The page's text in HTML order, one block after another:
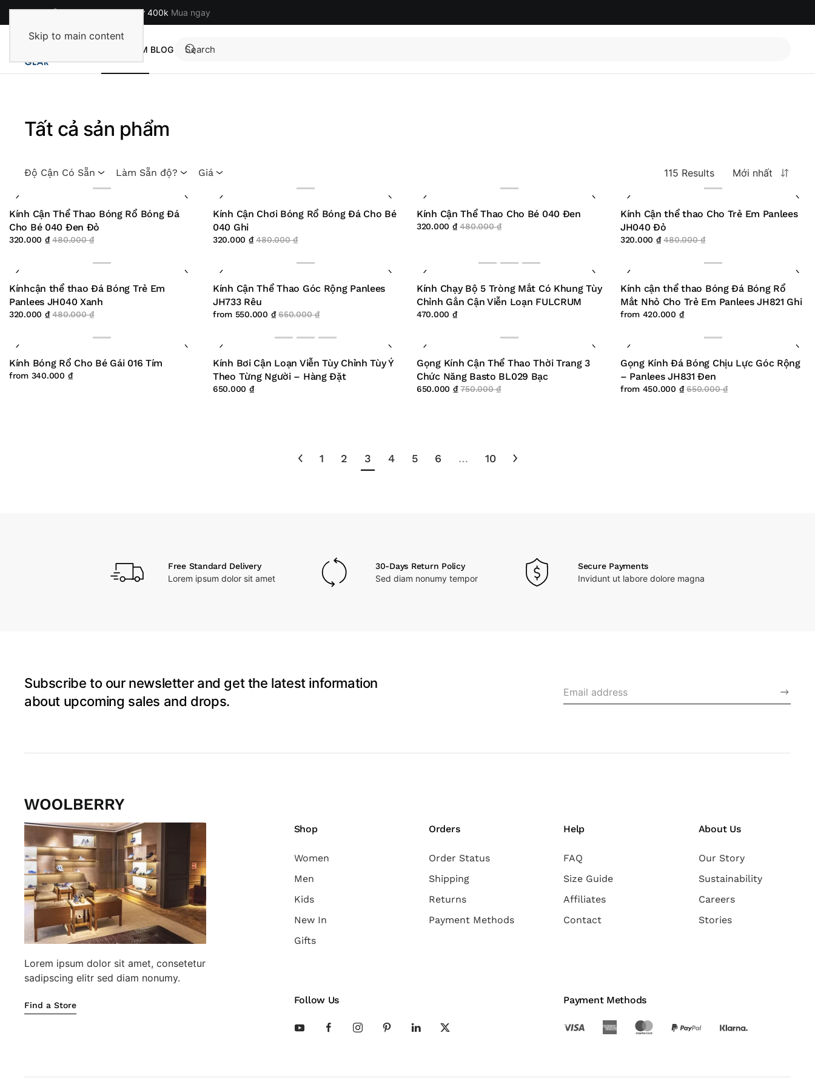
Skip to main content
Miễn phí cho đơn hàng từ 400k Mua ngay
SẢN PHẨM BLOG
Tất cả sản phẩm
Độ Cận Có Sẵn Làm Sẵn độ? Giá Mới nhất
115 Results
Kính Cận Thể Thao Bóng Rổ Bóng Đá
Cho Bé 040 Đen Đỏ
320.000 ₫ 480.000₫
Kính Cận Chơi Bóng Rổ Bóng Đá Cho Bé
040 Ghi
320.000 ₫ 480.000₫
Kính Cận Thể Thao Cho Bé 040 Đen
320.000 ₫ 480.000₫
Kính Cận thể thao Cho Trẻ Em Panlees
JH040 Đỏ
320.000 ₫ 480.000₫
Kínhcận thể thao Đá Bóng Trẻ Em
Panlees JH040 Xanh
320.000 ₫ 480.000₫
Kính Cận Thể Thao Góc Rộng Panlees
JH733 Rêu
from 550.000 ₫ 650.000₫
Kính Chạy Bộ 5 Tròng Mắt Có Khung Tùy
Chỉnh Gắn Cận Viễn Loạn FULCRUM
470.000 ₫
Kính cận thể thao Bóng Đá Bóng Rổ
Mắt Nhỏ Cho Trẻ Em Panlees JH821 Ghi
from 420.000 ₫
Kính Bóng Rổ Cho Bé Gái 016 Tím
from 340.000 ₫
Kính Bơi Cận Loạn Viễn Tùy Chỉnh Tùy Ý
Theo Từng Người – Hàng Đặt
650.000 ₫
Gọng Kính Cận Thể Thao Thời Trang 3
Chức Năng Basto BL029 Bạc
650.000 ₫ 750.000₫
Gọng Kính Đá Bóng Chịu Lực Góc Rộng
– Panlees JH831 Đen
from 450.000 ₫ 650.000₫
1 2 3 4 5 6 … 10
Free Standard Delivery
Lorem ipsum dolor sit amet
30-Days Return Policy
Sed diam nonumy tempor
Secure Payments
Invidunt ut labore dolore magna
Subscribe to our newsletter and get the latest information
about upcoming sales and drops.
Lorem ipsum dolor sit amet, consetetur
sadipscing elitr sed diam nonumy.
Find a Store
Shop
Women
Men
Kids
New In
Gifts
Orders
Order Status
Shipping
Returns
Payment Methods
Help
FAQ
Size Guide
Affiliates
Contact
About Us
Our Story
Sustainability
Careers
Stories
Follow Us Payment Methods